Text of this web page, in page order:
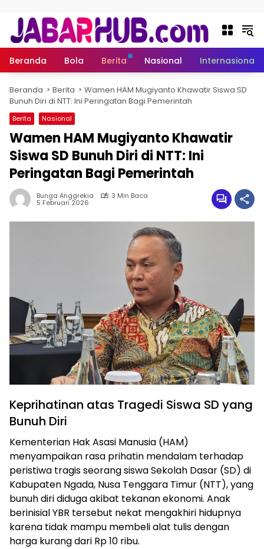
Beranda Bola Berita Nasional Internasional
Beranda Berita
Wamen HAM Mugiyanto Khawatir Siswa SD
Bunuh Diri di NTT: Ini Peringatan Bagi Pemerintah
Berita Nasional
Wamen HAM Mugiyanto Khawatir
Siswa SD Bunuh Diri di NTT: Ini
Peringatan Bagi Pemerintah
Bunga Anggrekia 3 Min Baca
5 Februari 2026
Keprihatinan atas Tragedi Siswa SD yang
Bunuh Diri
Kementerian Hak Asasi Manusia (HAM)
menyampaikan rasa prihatin mendalam terhadap
peristiwa tragis seorang siswa Sekolah Dasar (SD) di
Kabupaten Ngada, Nusa Tenggara Timur (NTT), yang
bunuh diri diduga akibat tekanan ekonomi. Anak
berinisial YBR tersebut nekat mengakhiri hidupnya
karena tidak mampu membeli alat tulis dengan
harga kurang dari Rp 10 ribu.